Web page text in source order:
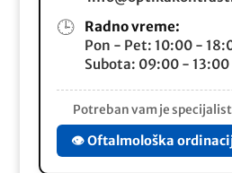
🕒
Radno vreme:
Pon - Pet: 10:00 -
Subota: 09:00 - 13:00
Potreban vam je
👁️ Oftalmološka